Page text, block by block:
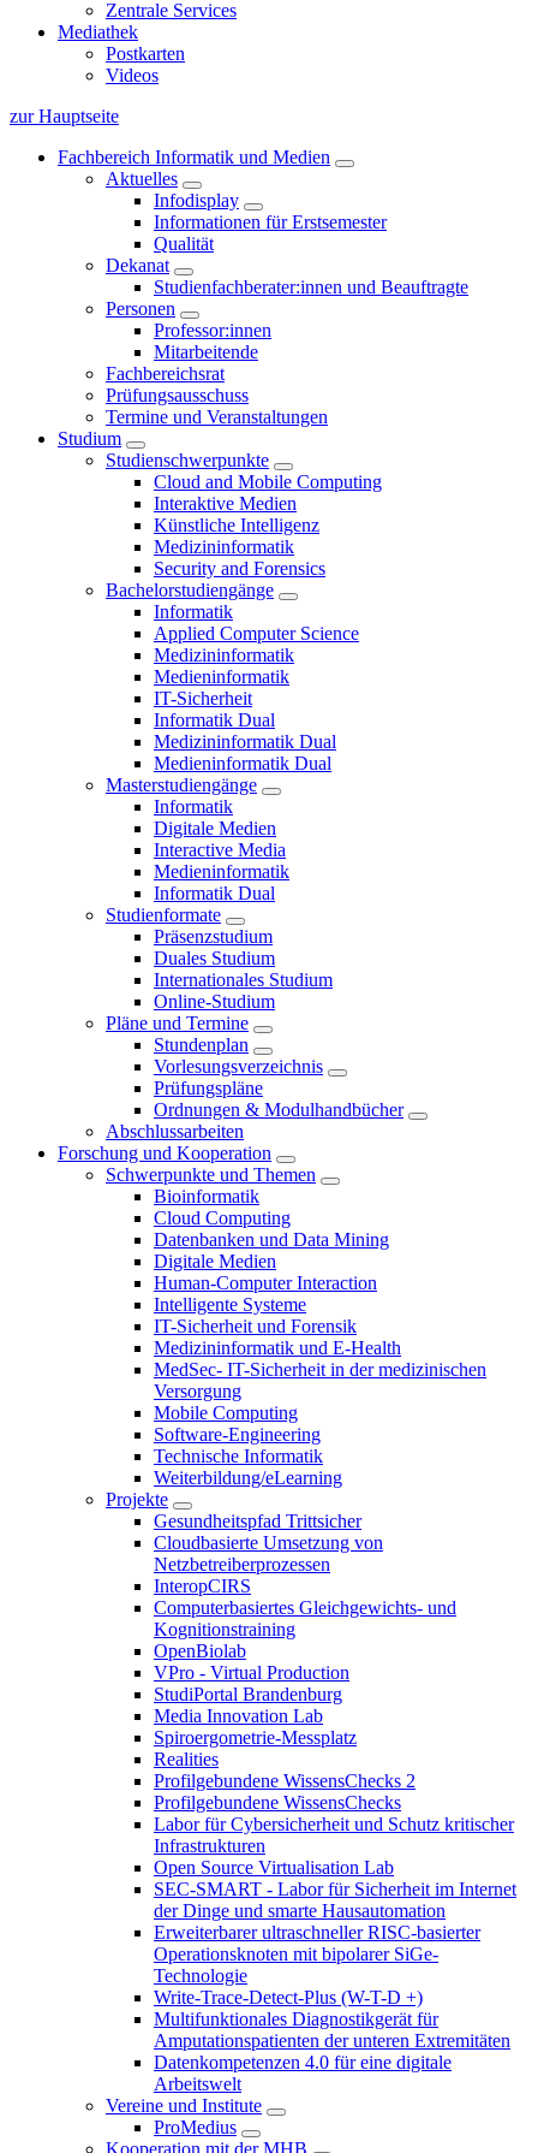
Zentrale Services
Mediathek
Postkarten
Videos
zur Hauptseite
Fachbereich Informatik und Medien
Aktuelles
Infodisplay
Informationen für Erstsemester
Qualität
Dekanat
Studienfachberater:innen und Beauftragte
Personen
Professor:innen
Mitarbeitende
Fachbereichsrat
Prüfungsausschuss
Termine und Veranstaltungen
Studium
Studienschwerpunkte
Cloud and Mobile Computing
Interaktive Medien
Künstliche Intelligenz
Medizininformatik
Security and Forensics
Bachelorstudiengänge
Informatik
Applied Computer Science
Medizininformatik
Medieninformatik
IT-Sicherheit
Informatik Dual
Medizininformatik Dual
Medieninformatik Dual
Masterstudiengänge
Informatik
Digitale Medien
Interactive Media
Medieninformatik
Informatik Dual
Studienformate
Präsenzstudium
Duales Studium
Internationales Studium
Online-Studium
Pläne und Termine
Stundenplan
Vorlesungsverzeichnis
Prüfungspläne
Ordnungen & Modulhandbücher
Abschlussarbeiten
Forschung und Kooperation
Schwerpunkte und Themen
Bioinformatik
Cloud Computing
Datenbanken und Data Mining
Digitale Medien
Human-Computer Interaction
Intelligente Systeme
IT-Sicherheit und Forensik
Medizininformatik und E-Health
MedSec- IT-Sicherheit in der medizinischen
Versorgung
Mobile Computing
Software-Engineering
Technische Informatik
Weiterbildung/eLearning
Projekte
Gesundheitspfad Trittsicher
Cloudbasierte Umsetzung von
Netzbetreiberprozessen
InteropCIRS
Computerbasiertes Gleichgewichts- und
Kognitionstraining
OpenBiolab
VPro - Virtual Production
StudiPortal Brandenburg
Media Innovation Lab
Spiroergometrie-Messplatz
Realities
Profilgebundene WissensChecks 2
Profilgebundene WissensChecks
Labor für Cybersicherheit und Schutz kritischer
Infrastrukturen
Open Source Virtualisation Lab
SEC-SMART - Labor für Sicherheit im Internet
der Dinge und smarte Hausautomation
Erweiterbarer ultraschneller RISC-basierter
Operationsknoten mit bipolarer SiGe-
Technologie
Write-Trace-Detect-Plus (W-T-D +)
Multifunktionales Diagnostikgerät für
Amputationspatienten der unteren Extremitäten
Datenkompetenzen 4.0 für eine digitale
Arbeitswelt
Vereine und Institute
ProMedius
Kooperation mit der MHB